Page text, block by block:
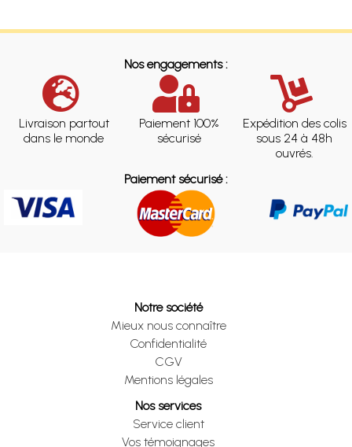
Nos engagements :
Livraison partout
dans le monde
Paiement 100%
sécurisé
Expédition des colis
sous 24 à 48h
ouvrés.
Paiement sécurisé :
Notre société
Mieux nous connaître
Confidentialité
CGV
Mentions légales
Nos services
Service client
Vos témoignages